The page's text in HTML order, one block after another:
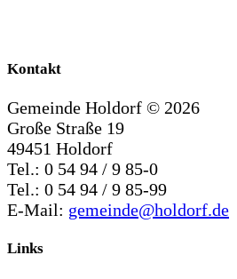
Kontakt
Gemeinde Holdorf © 2026
Große Straße 19
49451 Holdorf
Tel.: 0 54 94 / 9 85-0
Tel.: 0 54 94 / 9 85-99
E-Mail: gemeinde@holdorf.de
Links